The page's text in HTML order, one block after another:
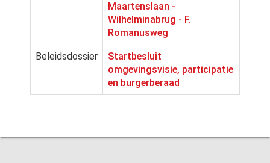
Maartenslaan -
Wilhelminabrug - F.
Romanusweg
Beleidsdossier
Startbesluit
omgevingsvisie, participatie
en burgerberaad